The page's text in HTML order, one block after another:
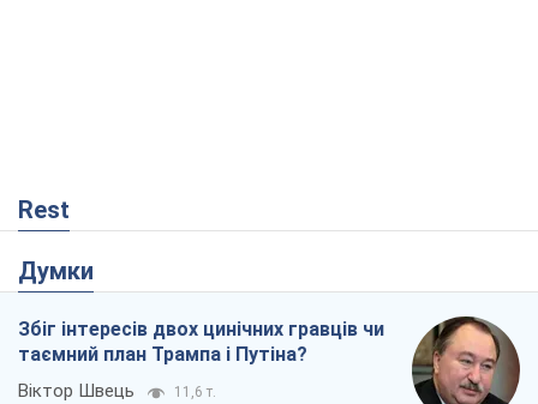
Rest
Думки
Збіг інтересів двох цинічних гравців чи
таємний план Трампа і Путіна?
Віктор Швець 11,6 т.